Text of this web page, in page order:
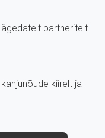
partneritelt
kiirelt ja